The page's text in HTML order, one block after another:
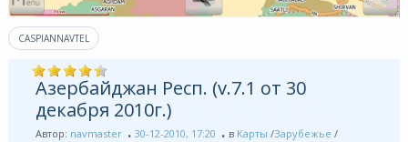
CASPIANNAVTEL
Азербайджан Респ. (v.7.1 от 30
декабря 2010г.)
Автор: navmaster 30-12-2010, 17:20 в Карты /Зарубежье /